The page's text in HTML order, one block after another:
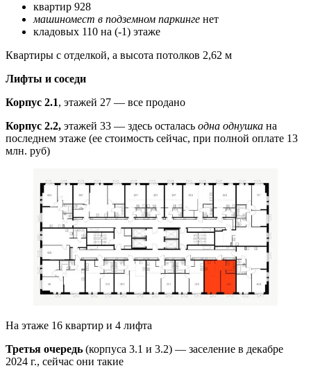
квартир 928
машиномест в подземном паркинге нет
кладовых 110 на (-1) этаже
Квартиры с отделкой, а высота потолков 2,62 м
Лифты и соседи
Корпус 2.1, этажей 27 — все продано
Корпус 2.2, этажей 33 — здесь осталась одна однушка на
последнем этаже (ее стоимость сейчас, при полной оплате 13
млн. руб)
На этаже 16 квартир и 4 лифта
Третья очередь (корпуса 3.1 и 3.2) — заселение в декабре
2024 г., сейчас они такие